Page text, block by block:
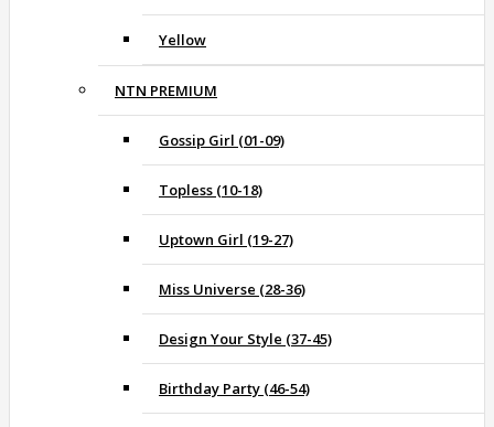
Yellow
NTN PREMIUM
Gossip Girl (01-09)
Topless (10-18)
Uptown Girl (19-27)
Miss Universe (28-36)
Design Your Style (37-45)
Birthday Party (46-54)